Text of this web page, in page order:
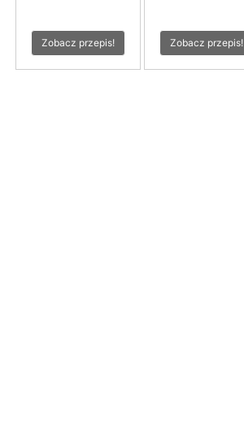
Zobacz przepis! Zobacz przepis!